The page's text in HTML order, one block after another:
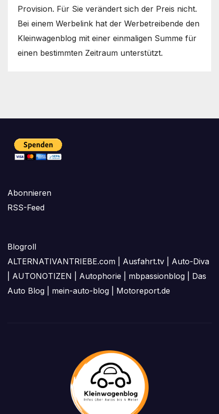
Provision. Für Sie verändert sich der Preis nicht.
Bei einem Werbelink hat der Werbetreibende den
Kleinwagenblog mit einer einmaligen Summe für
einen bestimmten Zeitraum unterstützt.
Abonnieren
RSS-Feed
Blogroll
ALTERNATIVANTRIEBE.com
Ausfahrt.tv
Auto-Diva
AUTONOTIZEN Autophorie mbpassionblog
Das
Auto Blog
mein-auto-blog Motoreport.de